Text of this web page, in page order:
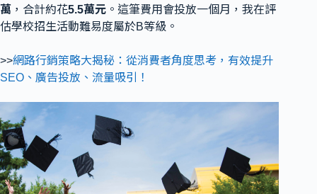
萬 ，合計約花5.5萬元 。這筆費用會投放一個月，我在評
估學校招生活動難易度屬於B等級。
>>網路行銷策略大揭秘：從消費者角度思考，有效提升
SEO、廣告投放、流量吸引！